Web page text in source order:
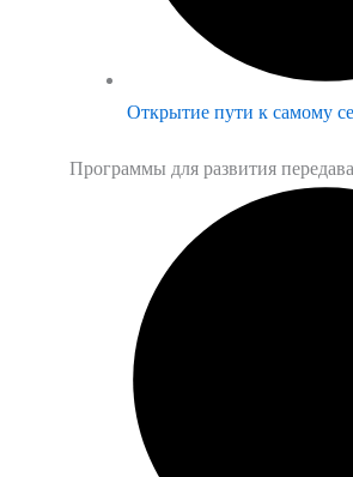
Открытие пути к самому
Программы для развития